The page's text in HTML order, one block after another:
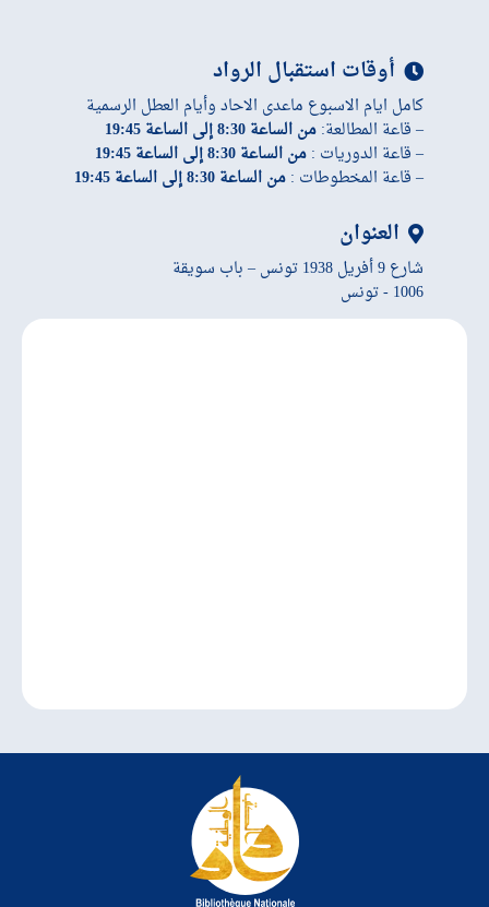
أوقات استقبال الرواد
كامل ايام الاسبوع ماعدى الاحاد وأيام العطل الرسمية
– قاعة المطالعة:من الساعة 8:30 إلى الساعة 19:45
– قاعة الدوريات :من الساعة 8:30 إلى الساعة 19:45
– قاعة المخطوطات :من الساعة 8:30 إلى الساعة 19:45
العنوان
شارع 9 أفريل 1938 تونس – باب سويقة
1006 - تونس